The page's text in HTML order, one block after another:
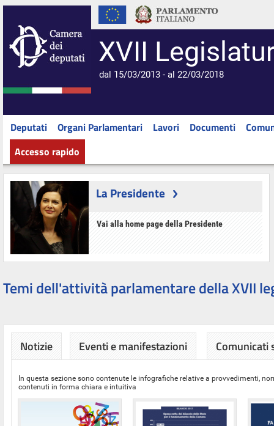
XVII
dal 15/03/2013 - al 22/03/2018
Deputati Organi Parlamentari Lavori Documenti
Accesso rapido
La Presidente
Vai alla home page della Presidente
Temi dell'attività parlamentare della XVII
Notizie Eventi e manifestazioni Comunicati
In questa sezione sono contenute le infografiche relative a provvedimenti,
contenuti in forma chiara e intuitiva